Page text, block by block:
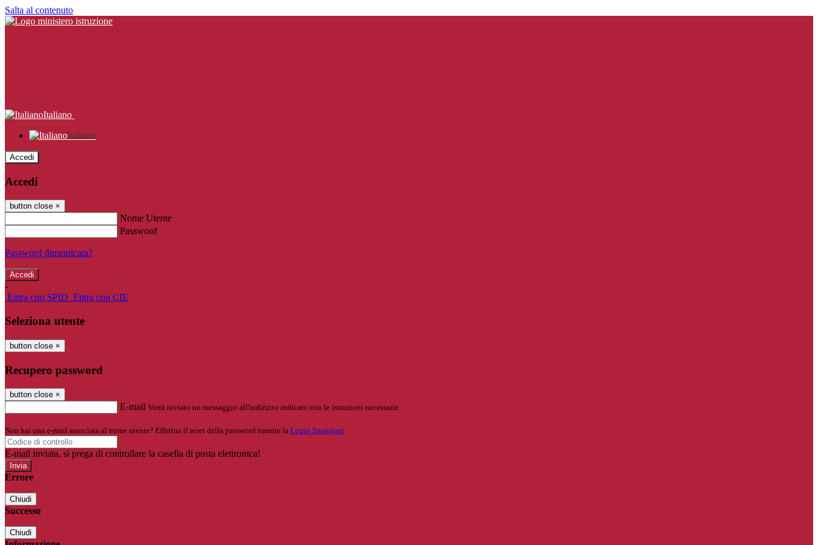
Salta al contenuto
Italiano
Italiano
Accedi
Accedi
button close ×
Nome Utente
Password
Password dimenticata?
-
Entra con SPID Entra con CIE
Seleziona utente
button close ×
Recupero password
button close ×
E-mail Verrà inviato un messaggio all'indirizzo indicato con le istruzioni necessarie.
Non hai una e-mail associata al nome utente? Effettua il reset della password tramite la Login Spaggiari
E-mail inviata, si prega di controllare la casella di posta elettronica!
Errore
Chiudi
Successo
Chiudi